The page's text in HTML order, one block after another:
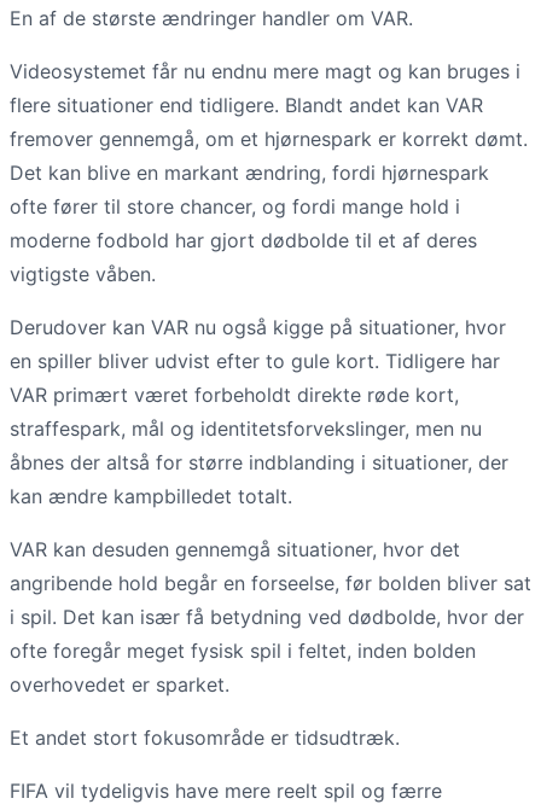
En af de største ændringer handler om VAR.
Videosystemet får nu endnu mere magt og kan bruges i
flere situationer end tidligere. Blandt andet kan VAR
fremover gennemgå, om et hjørnespark er korrekt dømt.
Det kan blive en markant ændring, fordi hjørnespark
ofte fører til store chancer, og fordi mange hold i
moderne fodbold har gjort dødbolde til et af deres
vigtigste våben.
Derudover kan VAR nu også kigge på situationer, hvor
en spiller bliver udvist efter to gule kort. Tidligere har
VAR primært været forbeholdt direkte røde kort,
straffespark, mål og identitetsforvekslinger, men nu
åbnes der altså for større indblanding i situationer, der
kan ændre kampbilledet totalt.
VAR kan desuden gennemgå situationer, hvor det
angribende hold begår en forseelse, før bolden bliver sat
i spil. Det kan især få betydning ved dødbolde, hvor der
ofte foregår meget fysisk spil i feltet, inden bolden
overhovedet er sparket.
Et andet stort fokusområde er tidsudtræk.
FIFA vil tydeligvis have mere reelt spil og færre